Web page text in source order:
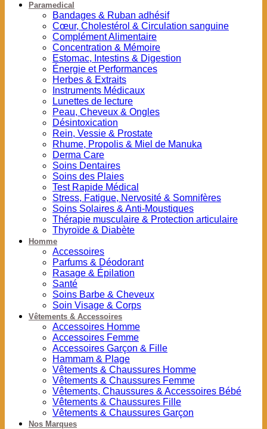
Paramedical
Bandages & Ruban adhésif
Cœur, Cholestérol & Circulation sanguine
Complément Alimentaire
Concentration & Mémoire
Estomac, Intestins & Digestion
Énergie et Performances
Herbes & Extraits
Instruments Médicaux
Lunettes de lecture
Peau, Cheveux & Ongles
Désintoxication
Rein, Vessie & Prostate
Rhume, Propolis & Miel de Manuka
Derma Care
Soins Dentaires
Soins des Plaies
Test Rapide Médical
Stress, Fatigue, Nervosité & Somnifères
Soins Solaires & Anti-Moustiques
Thérapie musculaire & Protection articulaire
Thyroïde & Diabète
Homme
Accessoires
Parfums & Déodorant
Rasage & Épilation
Santé
Soins Barbe & Cheveux
Soin Visage & Corps
Vêtements & Accessoires
Accessoires Homme
Accessoires Femme
Accessoires Garçon & Fille
Hammam & Plage
Vêtements & Chaussures Homme
Vêtements & Chaussures Femme
Vêtements, Chaussures & Accessoires Bébé
Vêtements & Chaussures Fille
Vêtements & Chaussures Garçon
Nos Marques